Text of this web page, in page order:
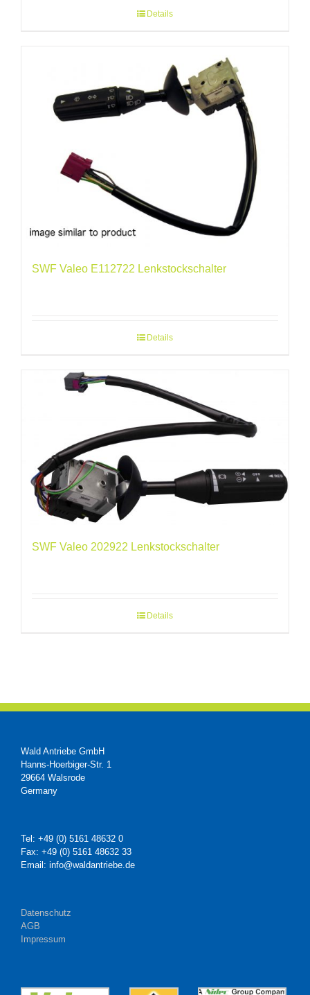
Details
SWF Valeo E112722 Lenkstockschalter
Details
SWF Valeo 202922 Lenkstockschalter
Details
Wald Antriebe GmbH
Hanns-Hoerbiger-Str. 1
29664 Walsrode
Germany
Tel: +49 (0) 5161 48632 0
Fax: +49 (0) 5161 48632 33
Email: info@waldantriebe.de
Datenschutz
AGB
Impressum